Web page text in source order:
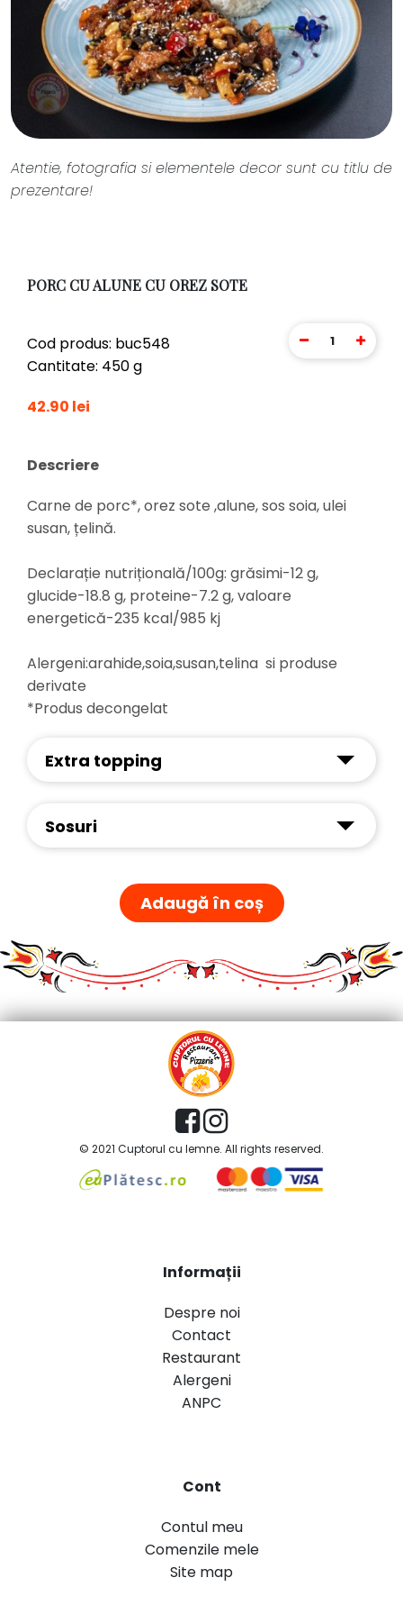
Atentie, fotografia si elementele decor sunt cu titlu de
prezentare!
PORC CU ALUNE CU OREZ SOTE
Cod produs: buc548
Cantitate: 450 g
42.90 lei
1
Descriere
Carne de porc*, orez sote ,alune, sos soia, ulei
susan, țelină.
Declarație nutrițională/100g: grăsimi-12 g,
glucide-18.8 g, proteine-7.2 g, valoare
energetică-235 kcal/985 kj
Alergeni:arahide,soia,susan,telina si produse
derivate
*Produs decongelat
Extra topping
Sosuri
Adaugă în coș
© 2021 Cuptorul cu lemne. All rights reserved.
Informații
Despre noi
Contact
Restaurant
Alergeni
ANPC
Cont
Contul meu
Comenzile mele
Site map